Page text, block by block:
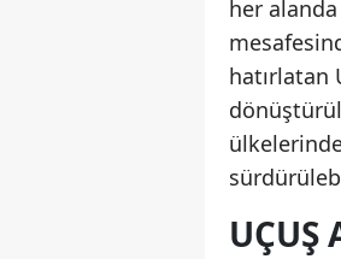
her
hatırlatan
UÇUŞ